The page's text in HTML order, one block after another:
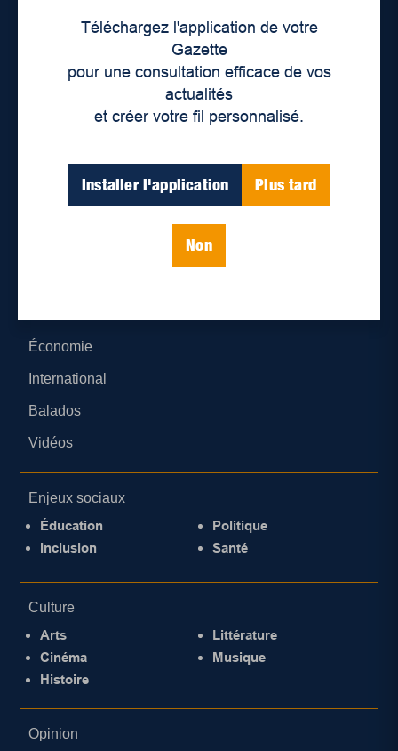
Téléchargez l'application de votre
Gazette
pour une consultation efficace de vos
actualités
et créer votre fil personnalisé.
Installer l'application Plus tard
Non
Lieux de distribution
Économie
International
Balados
Vidéos
Enjeux sociaux
Éducation
Inclusion
Politique
Santé
Culture
Arts
Cinéma
Histoire
Littérature
Musique
Opinion